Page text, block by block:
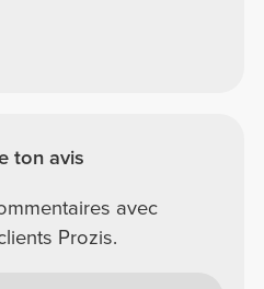
ton avis
avec
Prozis.